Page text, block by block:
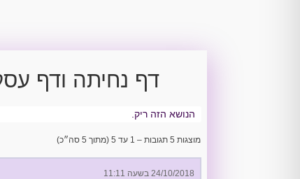
דף נחיתה ודף
הנושא הזה ריק.
מוצגות 5 תגובות – 1 עד 5 (מתוך 5 סה״כ)
24/10/2018 בשעה 11:11